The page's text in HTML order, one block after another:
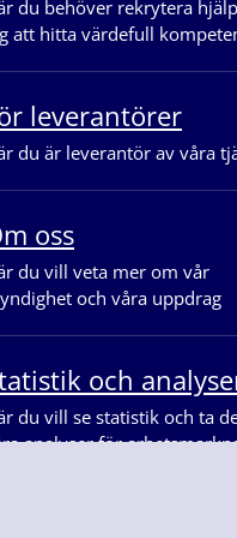
du behöver rekrytera
att hitta värdefull
leverantörer
du är leverantör av våra
oss
du vill veta mer om vår
och våra uppdrag
och
du vill se statistik och ta
analyser för